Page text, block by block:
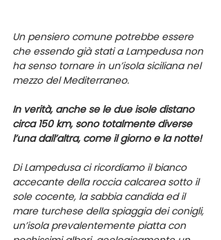
Un pensiero comune potrebbe essere
che essendo già stati a Lampedusa non
ha senso tornare in un’isola siciliana nel
mezzo del Mediterraneo.
In verità, anche se le due isole distano
circa 150 km, sono totalmente diverse
l’una dall’altra, come il giorno e la notte!
Di Lampedusa ci ricordiamo il bianco
accecante della roccia calcarea sotto il
sole cocente, la sabbia candida ed il
mare turchese della spiaggia dei conigli,
un’isola prevalentemente piatta con